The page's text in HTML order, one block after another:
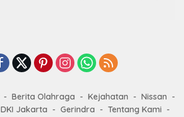
Berita Olahraga Kejahatan
Nissan
DKI Jakarta Gerindra Tentang Kami